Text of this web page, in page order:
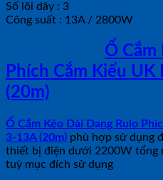
Số lõi dây : 3
Công suất : 13A / 2800W
Ổ Cắm
Phích Cắm Kiểu
(20m)
Ổ Cắm Kéo Dài Dạng Rulo
3-13A (20m) phù hợp sử dụng
thiết bị điện dưới 2200W tổng
tuỳ mục đích sử dụng